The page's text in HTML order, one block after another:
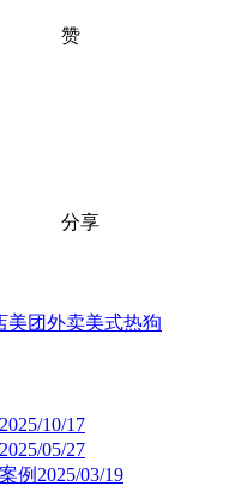
赞
分享
美团外卖美式热狗
10/17
05/27
例2025/03/19